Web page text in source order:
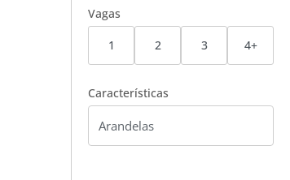
Vagas
1 2 3 4+
Características